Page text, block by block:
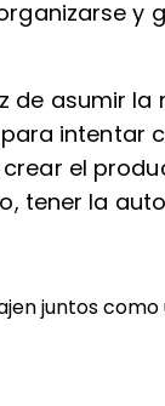
y
de asumir la
intentar
el
tener la
juntos como